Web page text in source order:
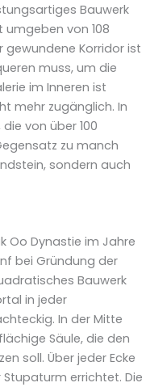
Bauwerk
umgeben von 108
gewundene Korridor ist
muss, um die
im Inneren ist
mehr zugänglich. In
von über 100
zu manch
sondern auch
Oo Dynastie im Jahre
bei Gründung der
Bauwerk
in jeder
In der Mitte
Säule, die den
soll. Über jeder Ecke
Stupaturm errichtet. Die